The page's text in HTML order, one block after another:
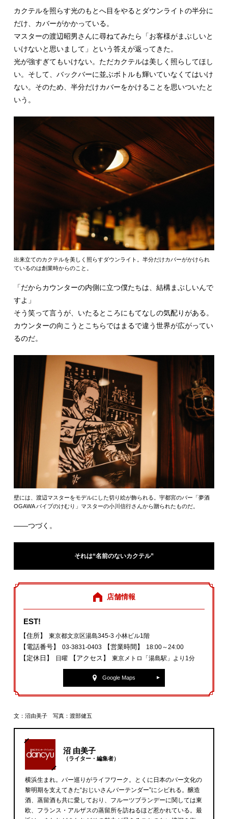
カクテルを照らす光のもとへ目をやるとダウンライトの半分に
だけ、カバーがかかっている。
マスターの渡辺昭男さんに尋ねてみたら「お客様がまぶしいと
いけないと思いまして」という答えが返ってきた。
光が強すぎてもいけない。ただカクテルは美しく照らしてほし
い。そして、バックバーに並ぶボトルも輝いていなくてはいけ
ない。そのため、半分だけカバーをかけることを思いついたと
いう。
出来立てのカクテルを美しく照らすダウンライト。半分だけカバーがかけられ
ているのは創業時からのこと。
「だからカウンターの内側に立つ僕たちは、結構まぶしいんで
すよ」
そう笑って言うが、いたるところにもてなしの気配りがある。
カウンターの向こうとこちらではまるで違う世界が広がってい
るのだ。
壁には、渡辺マスターをモデルにした切り絵が飾られる。宇都宮のバー「夢酒
OGAWA パイプのけむり」マスターの小川信行さんから贈られたものだ。
――つづく。
それは“名前のないカクテル”
店舗情報
EST!
【住所】 東京都文京区湯島345-3 小林ビル1階
【電話番号】 03-3831-0403 【営業時間】 18:00～24:00
【定休日】 日曜 【アクセス】 東京メトロ「湯島駅」より1分
Google Maps
文：沼由美子 写真：渡部健五
沼 由美子
（ライター・編集者）
横浜生まれ。バー巡りがライフワーク。とくに日本のバー文化の
黎明期を支えてきた“おじいさんバーテンダー”にシビれる。醸造
酒、蒸留酒も共に愛しており、フルーツブランデーに関しては東
欧、フランス・アルザスの蒸留所を訪ねるほど惹かれている。最